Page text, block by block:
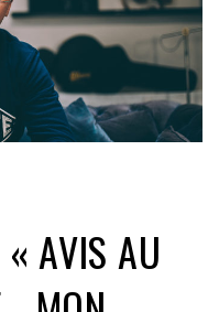
AVIS AU